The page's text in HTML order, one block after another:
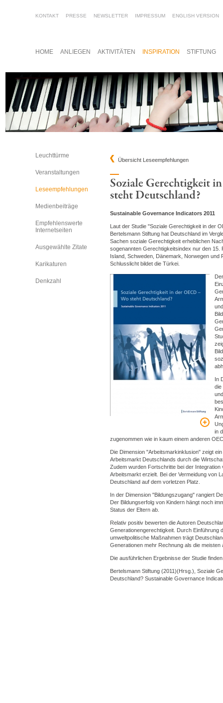
HOME ANLIEGEN AKTIVITÄTEN INSPIRATION STIFTUNG
Leuchttürme
Veranstaltungen
Leseempfehlungen
Medienbeiträge
Empfehlenswerte
Internetseiten
Ausgewählte Zitate
Karikaturen
Denkzahl
Übersicht Leseempfehlungen
Sustainable Governance Indicators 2011
Laut der Studie "Soziale Gerechtigkeit in der
Bertelsmann Stiftung hat Deutschland im
Sachen soziale Gerechtigkeit erheblichen
sogenannten Gerechtigkeitsindex nur den 15.
Island, Schweden, Dänemark, Norwegen und
Schlusslicht bildet die Türkei.
In
die
in
zugenommen wie in kaum einem anderen
Die Dimension "Arbeitsmarkinklusion" zeigt
Arbeitsmarkt Deutschlands durch die
Zudem wurden Fortschritte bei der Integration
Arbeitsmarkt erzielt. Bei der Vermeidung von
Deutschland auf dem vorletzen Platz.
In der Dimension "Bildungszugang" rangiert
Der Bildungserfolg von Kindern hängt noch
Status der Eltern ab.
Relativ positiv bewerten die Autoren
Generationengerechtigkeit. Durch Einführung
umweltpolitische Maßnahmen trägt
Generationen mehr Rechnung als die
Die ausführlichen Ergebnisse der Studie
Bertelsmann Stiftung (2011)(Hrsg.), Soziale
Deutschland? Sustainable Governance
KONTAKT PRESSE NEWSLETTER IMPRESSUM ENGLISH VERSION